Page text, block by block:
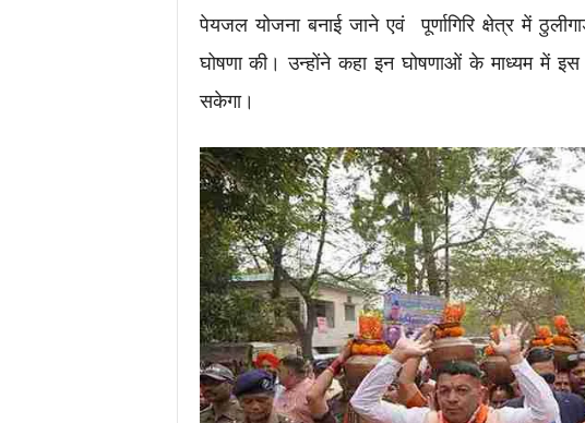
पेयजल योजना बनाई जाने एवं पूर्णागिरि क्षेत्र में
घोषणा की। उन्होंने कहा इन घोषणाओं के माध्यम में इस
सकेगा।